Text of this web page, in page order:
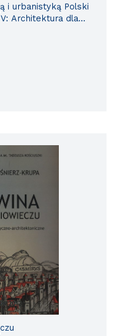
i urbanistyką Polski
Architektura dla